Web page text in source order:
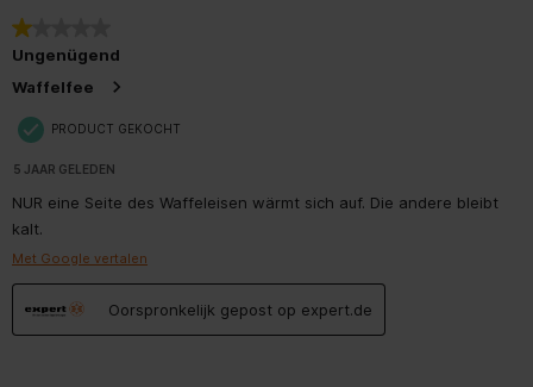
1 van 5 sterren.
Ungenügend
Waffelfee
PRODUCT GEKOCHT
5 JAAR GELEDEN
NUR eine Seite des Waffeleisen wärmt sich auf. Die andere bleibt
kalt.
Met Google vertalen
Oorspronkelijk gepost op expert.de